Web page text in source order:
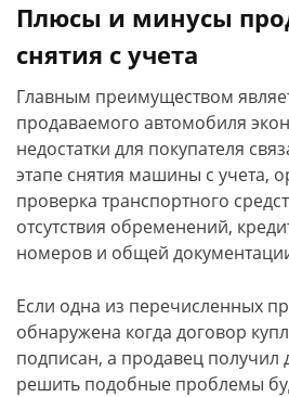
Плюсы и минусы
снятия с учета
Главным преимуществом
продаваемого автомобиля
недостатки для покупателя
этапе снятия машины с учета,
проверка транспортного
отсутствия обременений,
номеров и общей
Если одна из перечисленных
обнаружена когда договор
подписан, а продавец получил
решить подобные проблемы